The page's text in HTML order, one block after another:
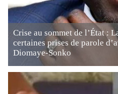
Crise au sommet de l’État :
certaines prises de parole
Diomaye-Sonko